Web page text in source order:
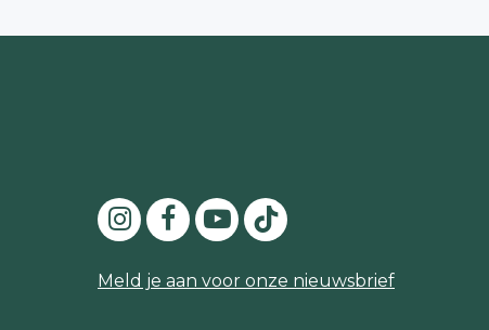
Meld je aan voor onze nieuwsbrief